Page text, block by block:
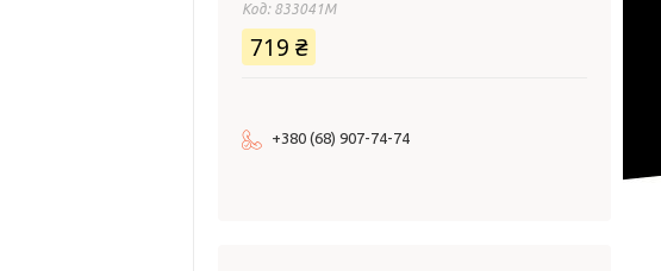
Код: 833041M
719 ₴
+380 (68) 907-74-74